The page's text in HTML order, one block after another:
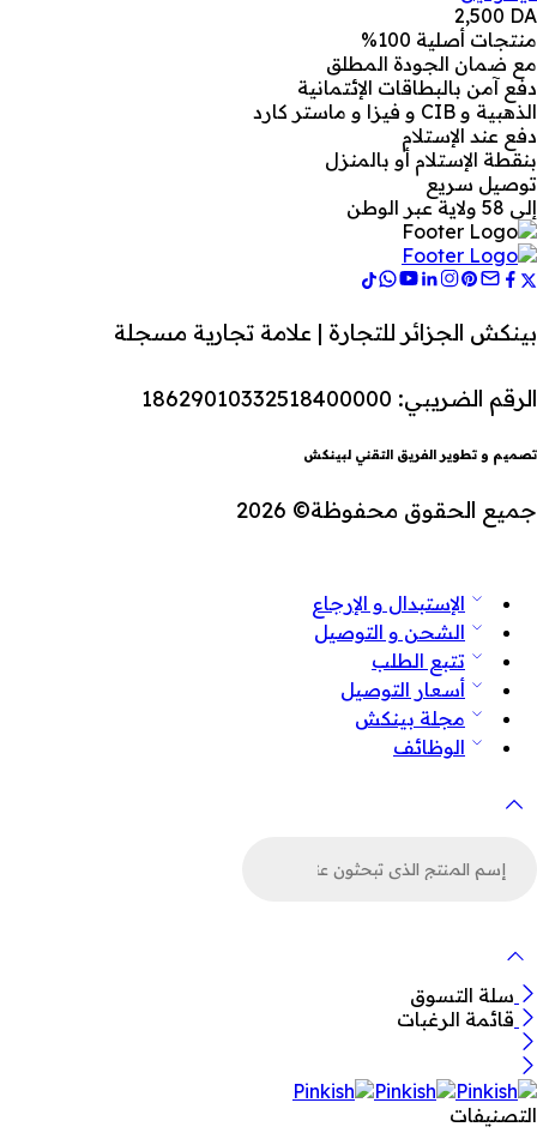
2,500 DA
منتجات أصلية 100%
مع ضمان الجودة المطلق
دفع آمن بالبطاقات الإئتمانية
الذهبية و CIB و فيزا و ماستر كارد
دفع عند الإستلام
بنقطة الإستلام أو بالمنزل
توصيل سريع
إلى 58 ولاية عبر الوطن
بينكش الجزائر للتجارة | علامة تجارية مسجلة
الرقم الضريبي: 18629010332518400000
تصميم و تطوير الفريق التقني لبينكش
جميع الحقوق محفوظة© 2026
الإستبدال و الإرجاع
الشحن و التوصيل
تتبع الطلب
أسعار التوصيل
مجلة بينكش
الوظائف
سلة التسوق
قائمة الرغبات
التصنيفات